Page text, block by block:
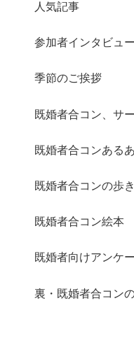
さらに読み込む
人気記事
参加者インタビュー
季節のご挨拶
既婚者合コン、サ
既婚者合コンある
既婚者合コンの歩
既婚者合コン絵本
既婚者向けアンケ
裏・既婚者合コン